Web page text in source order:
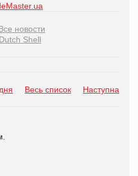
новости
Shell
Весь список Наступна